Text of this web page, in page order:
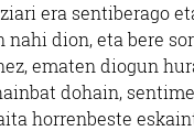
era sentiberago
nahi dion, eta bere
ematen diogun
dohain,
horrenbeste